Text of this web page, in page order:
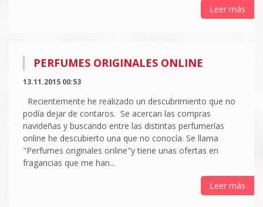
Leer más
PERFUMES ORIGINALES ONLINE
13.11.2015 00:53
Recientemente he realizado un descubrimiento que no
podía dejar de contaros. Se acercan las compras
navideñas y buscando entre las distintas perfumerías
online he descubierto una que no conocía. Se llama
"Perfumes originales online"y tiene unas ofertas en
fragancias que me han...
Leer más